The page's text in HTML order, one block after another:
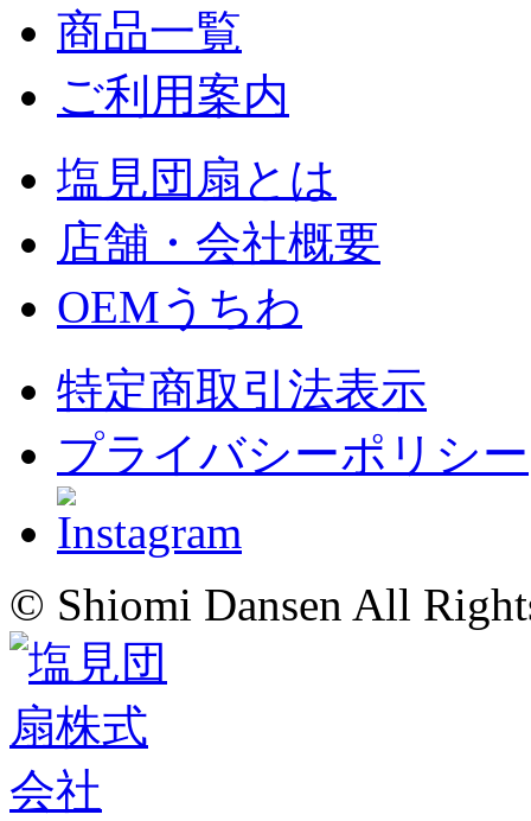
商品一覧
ご利用案内
塩見団扇とは
店舗・会社概要
OEMうちわ
特定商取引法表示
プライバシーポリシー
© Shiomi Dansen All